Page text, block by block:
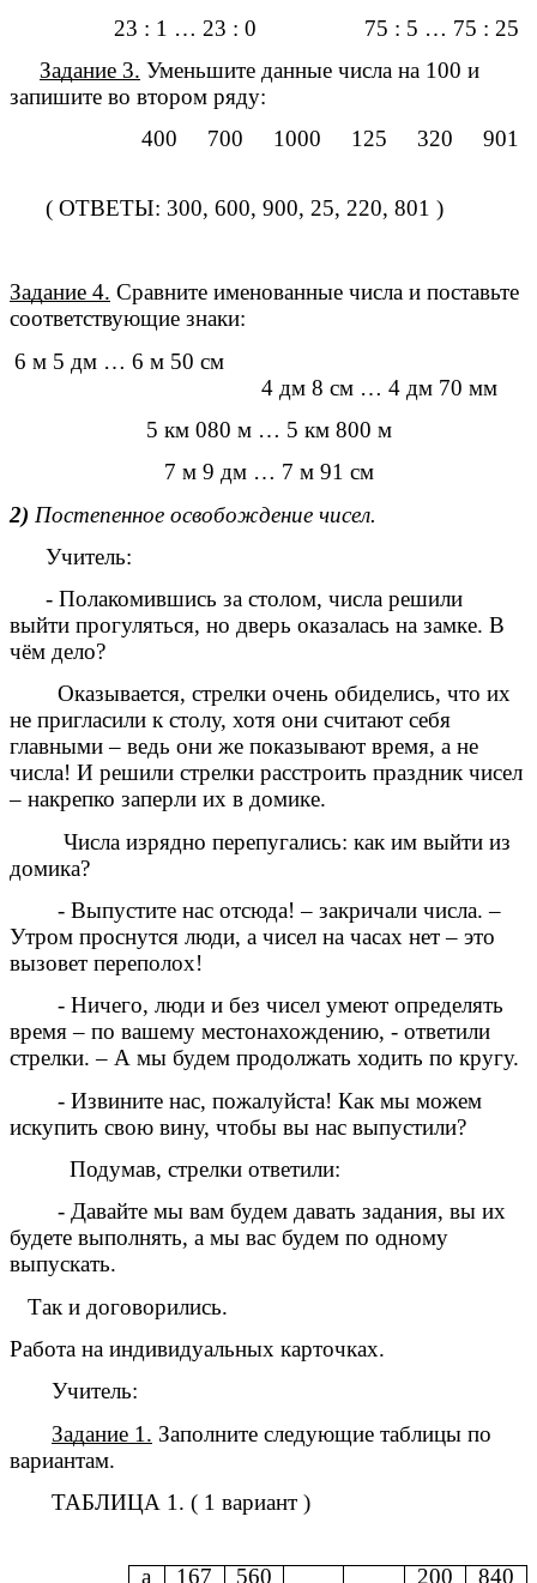
23 : 1 … 23 : 0 75 : 5 … 75 : 25
Задание 3. Уменьшите данные числа на 100 и
запишите во втором ряду:
400 700 1000 125 320 901
( ОТВЕТЫ: 300, 600, 900, 25, 220, 801 )
Задание 4. Сравните именованные числа и поставьте
соответствующие знаки:
6 м 5 дм … 6 м 50 см
4 дм 8 см … 4 дм 70 мм
5 км 080 м … 5 км 800 м
7 м 9 дм … 7 м 91 см
2) Постепенное освобождение чисел.
Учитель:
- Полакомившись за столом, числа решили
выйти прогуляться, но дверь оказалась на замке. В
чём дело?
Оказывается, стрелки очень обиделись, что их
не пригласили к столу, хотя они считают себя
главными – ведь они же показывают время, а не
числа! И решили стрелки расстроить праздник чисел
– накрепко заперли их в домике.
Числа изрядно перепугались: как им выйти из
домика?
- Выпустите нас отсюда! – закричали числа. –
Утром проснутся люди, а чисел на часах нет – это
вызовет переполох!
- Ничего, люди и без чисел умеют определять
время – по вашему местонахождению, - ответили
стрелки. – А мы будем продолжать ходить по кругу.
- Извините нас, пожалуйста! Как мы можем
искупить свою вину, чтобы вы нас выпустили?
Подумав, стрелки ответили:
- Давайте мы вам будем давать задания, вы их
будете выполнять, а мы вас будем по одному
выпускать.
Так и договорились.
Работа на индивидуальных карточках.
Учитель:
Задание 1. Заполните следующие таблицы по
вариантам.
ТАБЛИЦА 1. ( 1 вариант )
а 167 560 200
840